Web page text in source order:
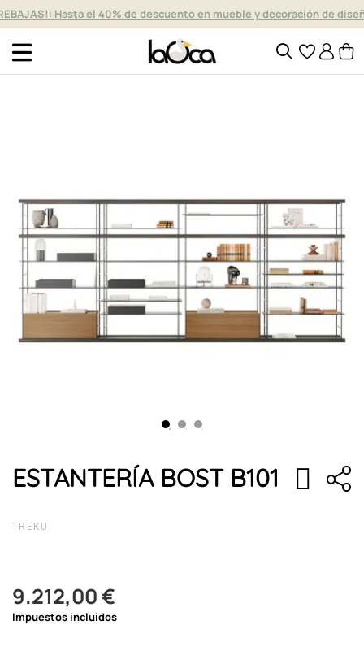
Hasta el 40% de descuento en mueble y decoración de
ESTANTERÍA BOST B101
TREKU
9.212,00 €
Impuestos incluidos